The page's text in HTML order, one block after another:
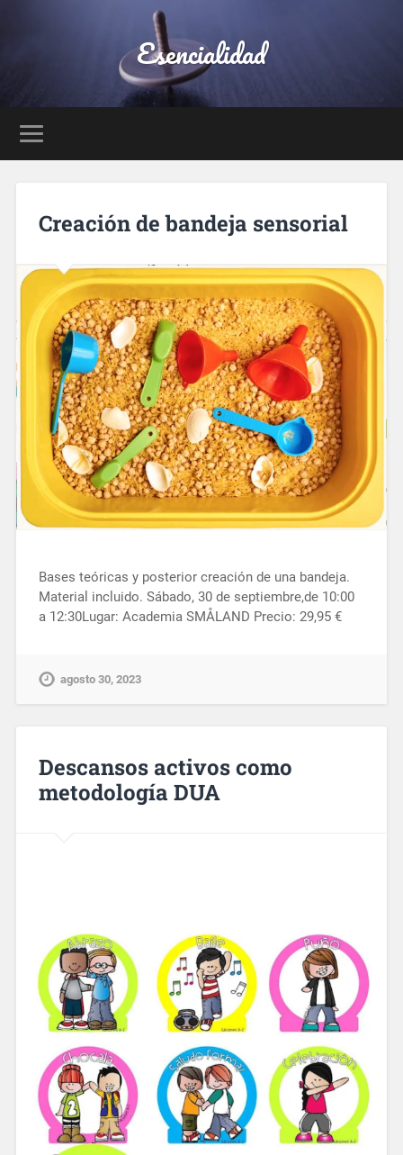
Esencialidad
Creación de bandeja sensorial
Bases teóricas y posterior creación de una bandeja.
Material incluido. Sábado, 30 de septiembre,de 10:00
a 12:30Lugar: Academia SMÅLAND Precio: 29,95 €
agosto 30, 2023
Descansos activos como
metodología DUA